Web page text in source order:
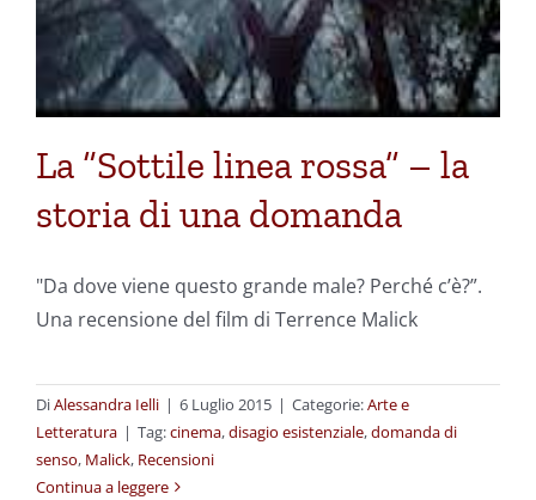
La “Sottile linea rossa” – la
storia di una domanda
"Da dove viene questo grande male? Perché c’è?”.
Una recensione del film di Terrence Malick
DiAlessandra Ielli | 6 Luglio 2015 | Categorie:Arte e
Letteratura | Tag:cinema,disagio esistenziale,domanda di
senso, Malick, Recensioni
Continua a leggere